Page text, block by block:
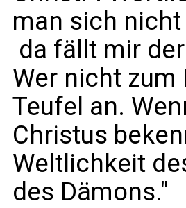
man sich
 da fällt mir
Wer nicht
Teufel an.
Christus
Weltlichkeit
des Dämons."